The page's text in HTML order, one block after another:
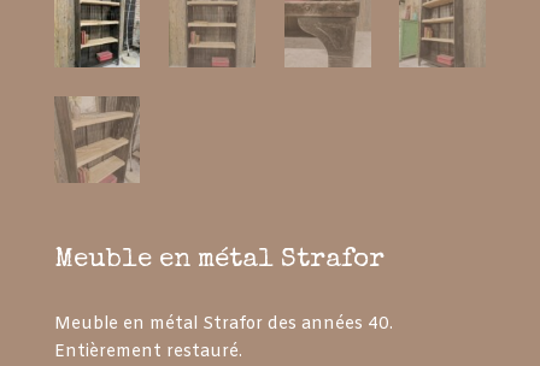
Meuble en métal Strafor
Meuble en métal Strafor des années 40.
Entièrement restauré.